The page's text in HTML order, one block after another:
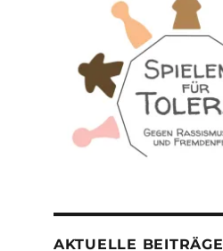
AKTUELLE BEITRÄGE